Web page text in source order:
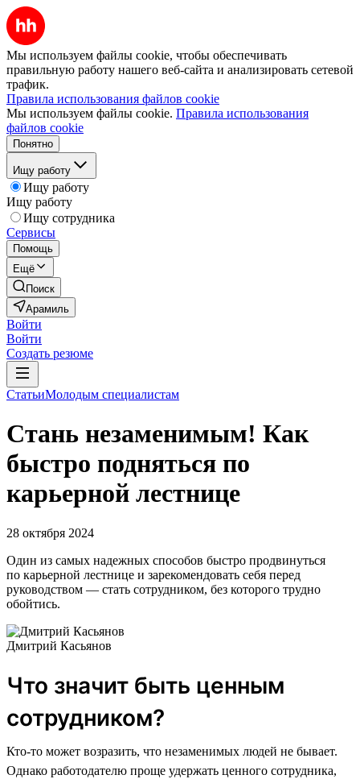
Мы используем файлы cookie, чтобы обеспечивать
правильную работу нашего веб-сайта и анализировать сетевой
трафик.
Правила использования файлов cookie
Мы используем файлы cookie. Правила использования
файлов cookie
Понятно
Ищу работу
Ищу работу
Ищу работу
Ищу сотрудника
Сервисы
Помощь
Ещё
Поиск
Арамиль
Войти
Войти
Создать резюме
СтатьиМолодым специалистам
Стань незаменимым! Как
быстро подняться по
карьерной лестнице
28 октября 2024
Один из самых надежных способов быстро продвинуться
по карьерной лестнице и зарекомендовать себя перед
руководством — стать сотрудником, без которого трудно
обойтись.
Дмитрий Касьянов
Что значит быть ценным
сотрудником?
Кто-то может возразить, что незаменимых людей не бывает.
Однако работодателю проще удержать ценного сотрудника,